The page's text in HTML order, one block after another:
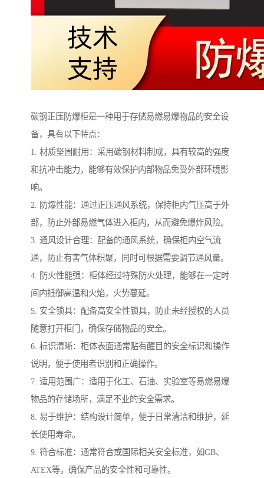
碳钢正压防爆柜是一种用于存储易燃易爆物品的安全设
备，具有以下特点：
1. 材质坚固耐用：采用碳钢材料制成，具有较高的强度
和抗冲击能力，能够有效保护内部物品免受外部环境影
响。
2. 防爆性能：通过正压通风系统，保持柜内气压高于外
部，防止外部易燃气体进入柜内，从而避免爆炸风险。
3. 通风设计合理：配备的通风系统，确保柜内空气流
通，防止有害气体积聚，同时可根据需要调节通风量。
4. 防火性能强：柜体经过特殊防火处理，能够在一定时
间内抵御高温和火焰，火势蔓延。
5. 安全锁具：配备高安全性锁具，防止未经授权的人员
随意打开柜门，确保存储物品的安全。
6. 标识清晰：柜体表面通常贴有醒目的安全标识和操作
说明，便于使用者识别和正确操作。
7. 适用范围广：适用于化工、石油、实验室等易燃易爆
物品的存储场所，满足不业的安全需求。
8. 易于维护：结构设计简单，便于日常清洁和维护，延
长使用寿命。
9. 符合标准：通常符合或国际相关安全标准，如GB、
ATEX等，确保产品的安全性和可靠性。